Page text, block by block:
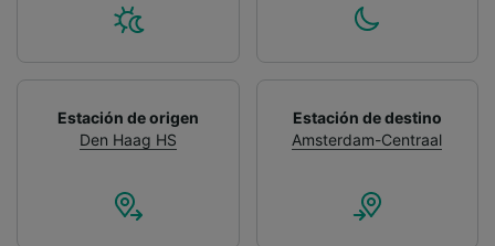
Estación de origen
Den Haag HS
Estación de destino
Amsterdam-Centraal